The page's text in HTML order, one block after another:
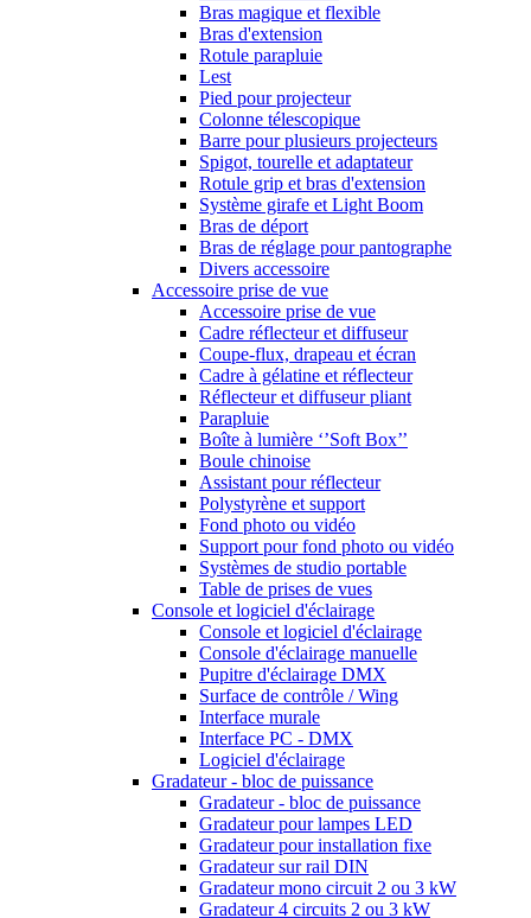
Bras magique et flexible
Bras d'extension
Rotule parapluie
Lest
Pied pour projecteur
Colonne télescopique
Barre pour plusieurs projecteurs
Spigot, tourelle et adaptateur
Rotule grip et bras d'extension
Système girafe et Light Boom
Bras de déport
Bras de réglage pour pantographe
Divers accessoire
Accessoire prise de vue
Accessoire prise de vue
Cadre réflecteur et diffuseur
Coupe-flux, drapeau et écran
Cadre à gélatine et réflecteur
Réflecteur et diffuseur pliant
Parapluie
Boîte à lumière ‘’Soft Box’’
Boule chinoise
Assistant pour réflecteur
Polystyrène et support
Fond photo ou vidéo
Support pour fond photo ou vidéo
Systèmes de studio portable
Table de prises de vues
Console et logiciel d'éclairage
Console et logiciel d'éclairage
Console d'éclairage manuelle
Pupitre d'éclairage DMX
Surface de contrôle / Wing
Interface murale
Interface PC - DMX
Logiciel d'éclairage
Gradateur - bloc de puissance
Gradateur - bloc de puissance
Gradateur pour lampes LED
Gradateur pour installation fixe
Gradateur sur rail DIN
Gradateur mono circuit 2 ou 3 kW
Gradateur 4 circuits 2 ou 3 kW